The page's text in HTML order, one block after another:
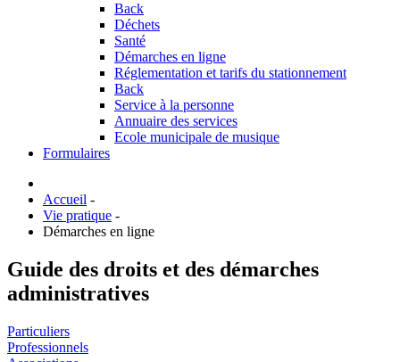
Back
Déchets
Santé
Démarches en ligne
Réglementation et tarifs du stationnement
Back
Service à la personne
Annuaire des services
Ecole municipale de musique
Formulaires
Accueil -
Vie pratique -
Démarches en ligne
Guide des droits et des démarches
administratives
Particuliers
Professionnels